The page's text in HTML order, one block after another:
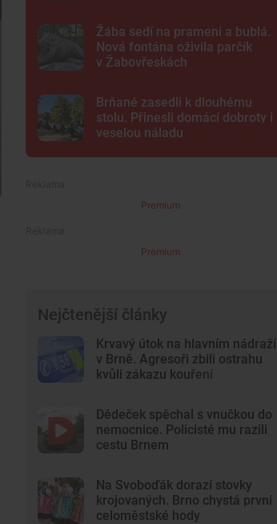
Žába sedí na prameni a bublá.
Nová fontána oživila parčík
v Žabovřeskách
Brňané zasedli k dlouhému
stolu. Přinesli domácí dobroty i
veselou náladu
Premium
Premium
Nejčtenější články
Krvavý útok na hlavním nádraží
v Brně. Agresoři zbili ostrahu
kvůli zákazu kouření
Dědeček spěchal s vnučkou do
nemocnice. Policisté mu razili
cestu Brnem
Na Svoboďák dorazí stovky
krojovaných. Brno chystá první
celoměstské hody